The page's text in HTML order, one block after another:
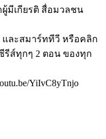
มีเกียรติ สื่อมวลชน
และสมาร์ททีวี หรือคลิก
รีส์ทุกๆ 2 ตอน ของทุก
YiIvC8yTnjo